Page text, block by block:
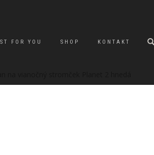
FOR YOU SHOP KONTAKT